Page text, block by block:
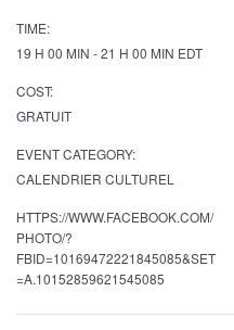
TIME:
19 H 00 MIN - 21 H 00 MIN EDT
COST:
GRATUIT
EVENT CATEGORY:
CALENDRIER CULTUREL
HTTPS://WWW.FACEBOOK.COM/
PHOTO/?
FBID=10169472221845085&SET
=A.10152859621545085